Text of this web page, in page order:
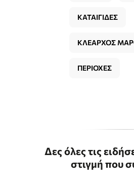
ΚΑΤΑΙΓΙΔΕΣ
ΚΛΕΑΡΧΟΣ
ΠΕΡΙΟΧΕΣ
Δες όλες τις
στιγμή που